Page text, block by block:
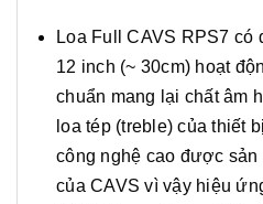
Loa Full CAVS RPS7
12 inch (~ 30cm) hoạt
chuẩn mang lại chất âm
loa tép (treble) của thiết
công nghệ cao được
của CAVS vì vậy hiệu